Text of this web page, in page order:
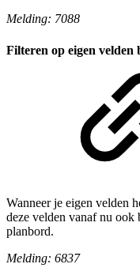
Melding: 7088
Filteren op eigen
Wanneer je eigen velden
deze velden vanaf nu ook
planbord.
Melding: 6837